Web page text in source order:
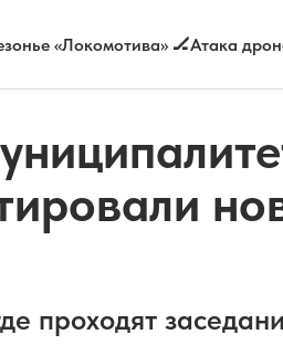
«Локомотива» 🏒Атака
проходят